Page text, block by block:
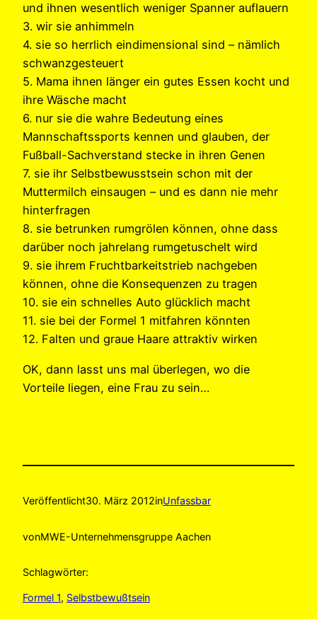
und ihnen wesentlich weniger Spanner auflauern
3. wir sie anhimmeln
4. sie so herrlich eindimensional sind – nämlich
schwanzgesteuert
5. Mama ihnen länger ein gutes Essen kocht und
ihre Wäsche macht
6. nur sie die wahre Bedeutung eines
Mannschaftssports kennen und glauben, der
Fußball-Sachverstand stecke in ihren Genen
7. sie ihr Selbstbewusstsein schon mit der
Muttermilch einsaugen – und es dann nie mehr
hinterfragen
8. sie betrunken rumgrölen können, ohne dass
darüber noch jahrelang rumgetuschelt wird
9. sie ihrem Fruchtbarkeitstrieb nachgeben
können, ohne die Konsequenzen zu tragen
10. sie ein schnelles Auto glücklich macht
11. sie bei der Formel 1 mitfahren könnten
12. Falten und graue Haare attraktiv wirken
OK, dann lasst uns mal überlegen, wo die
Vorteile liegen, eine Frau zu sein…
Veröffentlicht30. März 2012inUnfassbar
vonMWE-Unternehmensgruppe Aachen
Schlagwörter:
Formel 1, Selbstbewußtsein